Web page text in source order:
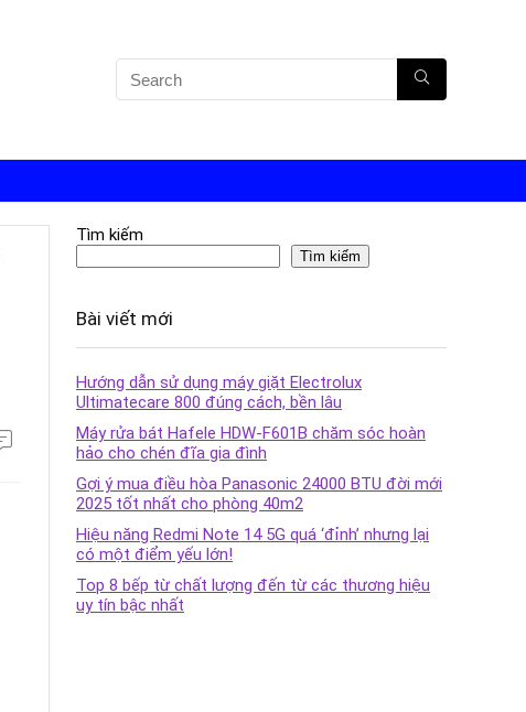
Tìm kiếm
Tìm kiếm
Bài viết mới
Hướng dẫn sử dụng máy giặt Electrolux
Ultimatecare 800 đúng cách, bền lâu
Máy rửa bát Hafele HDW-F601B chăm sóc hoàn
hảo cho chén đĩa gia đình
Gợi ý mua điều hòa Panasonic 24000 BTU đời mới
2025 tốt nhất cho phòng 40m2
Hiệu năng Redmi Note 14 5G quá ‘đỉnh’ nhưng lại
có một điểm yếu lớn!
Top 8 bếp từ chất lượng đến từ các thương hiệu
uy tín bậc nhất